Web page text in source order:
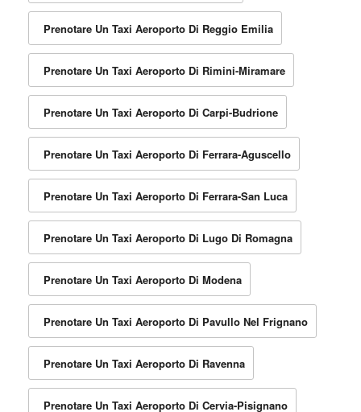
Prenotare Un Taxi Aeroporto Di Reggio Emilia
Prenotare Un Taxi Aeroporto Di Rimini-Miramare
Prenotare Un Taxi Aeroporto Di Carpi-Budrione
Prenotare Un Taxi Aeroporto Di Ferrara-Aguscello
Prenotare Un Taxi Aeroporto Di Ferrara-San Luca
Prenotare Un Taxi Aeroporto Di Lugo Di Romagna
Prenotare Un Taxi Aeroporto Di Modena
Prenotare Un Taxi Aeroporto Di Pavullo Nel Frignano
Prenotare Un Taxi Aeroporto Di Ravenna
Prenotare Un Taxi Aeroporto Di Cervia-Pisignano